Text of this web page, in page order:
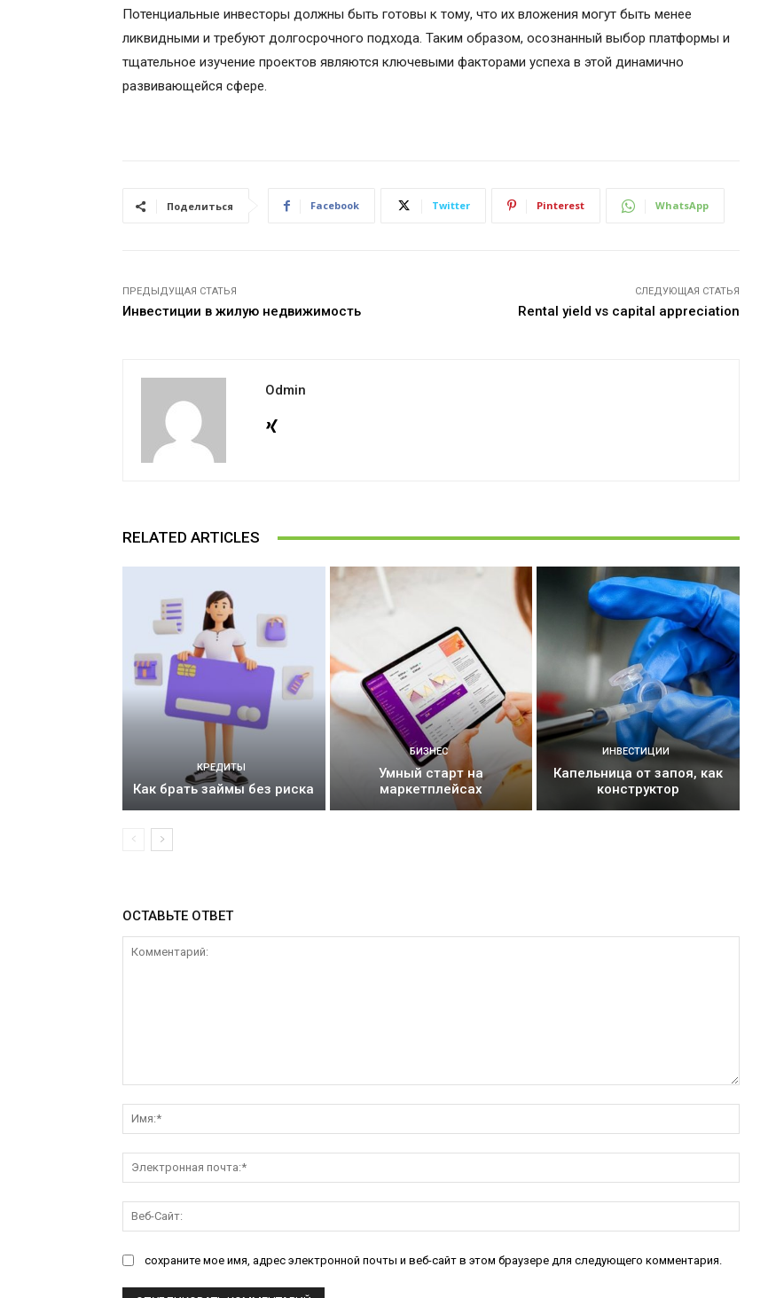
Потенциальные инвесторы должны быть готовы к тому, что их вложения могут быть менее
ликвидными и требуют долгосрочного подхода. Таким образом, осознанный выбор платформы и
тщательное изучение проектов являются ключевыми факторами успеха в этой динамично
развивающейся сфере.
Поделиться Facebook Twitter Pinterest WhatsApp
ПРЕДЫДУЩАЯ СТАТЬЯ
Инвестиции в жилую недвижимость
СЛЕДУЮЩАЯ СТАТЬЯ
Rental yield vs capital appreciation
Odmin
RELATED ARTICLES
КРЕДИТЫ
Как брать займы без риска
БИЗНЕС
Умный старт на
маркетплейсах
ИНВЕСТИЦИИ
Капельница от запоя, как
конструктор
ОСТАВЬТЕ ОТВЕТ
почта:*
Сайт:
сохраните мое имя, адрес электронной почты и веб-сайт в этом браузере для следующего комментария.